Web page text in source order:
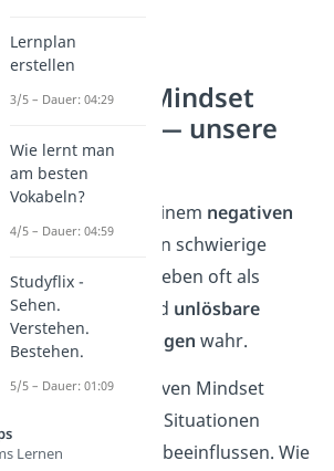
Positives Mindset
aufbauen — unsere
10 Tipps
Menschen mit einem negativen
nehmen schwierige
Situationen im Leben oft als
stressreiche
und unlösbare
Herausforderungen wahr.
Mit einem positiven Mindset
kannst du diese Situationen
jedoch bewusst beeinflussen. Wie
Lernplan
erstellen
3/5 – Dauer: 04:29
Wie lernt man
am besten
Vokabeln?
4/5 – Dauer: 04:59
Studyflix -
Sehen.
Verstehen.
Bestehen.
5/5 – Dauer: 01:09
Lernen